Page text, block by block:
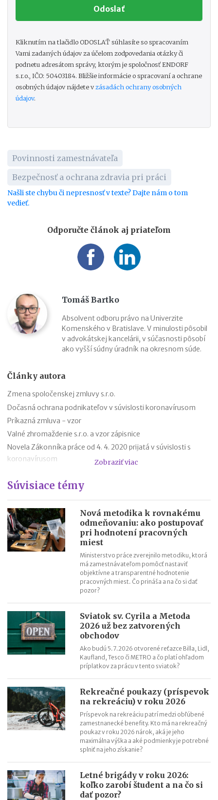
Kliknutím na tlačidlo ODOSLAŤ súhlasíte so spracovaním
Vami zadaných údajov za účelom zodpovedania otázky či
podnetu adresátom správy, ktorým je spoločnosť ENDORF
s.r.o., IČO: 50403184. Bližšie informácie o spracovaní a ochrane
osobných údajov nájdete v zásadách ochrany osobných
údajov.
Povinnosti zamestnávateľa
Bezpečnosť a ochrana zdravia pri práci
Našli ste chybu či nepresnosť v texte? Dajte nám o tom
vedieť.
Odporučte článok aj priateľom
Tomáš Bartko
Absolvent odboru právo na Univerzite
Komenského v Bratislave. V minulosti pôsobil
v advokátskej kancelárii, v súčasnosti pôsobí
ako vyšší súdny úradník na okresnom súde.
Články autora
Zmena spoločenskej zmluvy s.r.o.
Dočasná ochrana podnikateľov v súvislosti koronavírusom
Príkazná zmluva - vzor
Valné zhromaždenie s.r.o. a vzor zápisnice
Novela Zákonníka práce od 4. 4. 2020 prijatá v súvislosti s
koronavírusom
Dohoda o skončení pracovného pomeru - vzor
Výpoveď z organizačných dôvodov
Zámenná zmluva a jej vzor
Zákon o mimoriadnych opatreniach v justícii v súvislosti so
šírením koronavírusu
Zobraziť viac
Súvisiace témy
Nová metodika k rovnakému
odmeňovaniu: ako postupovať
pri hodnotení pracovných
miest
Ministerstvo práce zverejnilo metodiku, ktorá
má zamestnávateľom pomôcť nastaviť
objektívne a transparentné hodnotenie
pracovných miest. Čo prináša a na čo si dať
pozor?
Sviatok sv. Cyrila a Metoda
2026 už bez zatvorených
obchodov
Ako budú 5.7.2026 otvorené reťazce Billa, Lidl,
Kaufland, Tesco či METRO a čo platí ohľadom
príplatkov za prácu v tento sviatok?
Rekreačné poukazy (príspevok
na rekreáciu) v roku 2026
Príspevok na rekreáciu patrí medzi obľúbené
zamestnanecké benefity. Kto má na rekreačný
poukaz v roku 2026 nárok, aká je jeho
maximálna výška a aké podmienky je potrebné
splniť na jeho získanie?
Letné brigády v roku 2026:
koľko zarobí študent a na čo si
dať pozor?